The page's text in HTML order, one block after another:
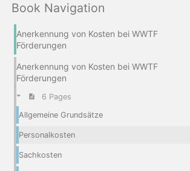
Book Navigation
Anerkennung von Kosten bei WWTF
Förderungen
Anerkennung von Kosten bei WWTF
Förderungen
6 Pages
Allgemeine Grundsätze
Personalkosten
Sachkosten